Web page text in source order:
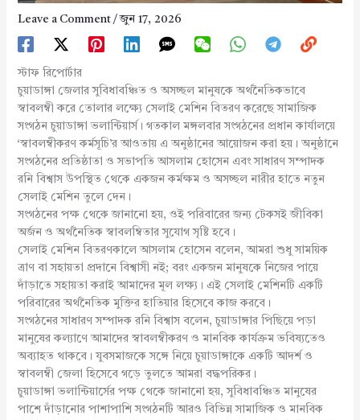
Leave a Comment /জুন 17, 2026
স্টাফ রিপোর্টার
চুয়াডাঙ্গা জেলার সুবিধাবঞ্চিত ও অসচ্ছল মানুষকে অর্থনৈতিকভাবে
স্বাবলম্বী করে তোলার লক্ষ্যে সেলাই মেশিন বিতরণ করেছে সামাজিক
সংগঠন চুয়াডাঙ্গা ভলান্টিয়ার্স। গতকাল মঙ্গলবার সংগঠনের প্রধান কার্যালয়ে
‘স্বাবলম্বীকরণ কর্মসূচি’র আওতায় এ অনুষ্ঠানের আয়োজন করা হয়। অনুষ্ঠানে
সংগঠনের প্রতিষ্ঠাতা ও সভাপতি আসলাম হোসেন এবং সাধারণ সম্পাদক
রনি বিশ্বাস উপস্থিত থেকে একজন কর্মক্ষম ও অসচ্ছল নারীর হাতে নতুন
সেলাই মেশিন তুলে দেন।
সংগঠনের পক্ষ থেকে জানানো হয়, ওই পরিবারের জন্য টেকসই জীবিকা
অর্জন ও অর্থনৈতিক স্বাবলম্বিতার সুযোগ সৃষ্টি হবে।
সেলাই মেশিন বিতরণকালে আসলাম হোসেন বলেন, আমরা শুধু সাময়িক
ত্রাণ বা সহায়তা প্রদানে বিশ্বাসী নই; বরং একজন মানুষকে নিজের পায়ে
দাঁড়াতে সহায়তা করাই আমাদের মূল লক্ষ্য। এই সেলাই মেশিনটি একটি
পরিবারের অর্থনৈতিক মুক্তির হাতিয়ার হিসেবে কাজ করবে।
সংগঠনের সাধারণ সম্পাদক রনি বিশ্বাস বলেন, চুয়াডাঙ্গার পিছিয়ে পড়া
মানুষের কল্যাণে আমাদের স্বাবলম্বীকরণ ও মানবিক কার্যক্রম ভবিষ্যতেও
অব্যাহত থাকবে। যুবসমাজকে সঙ্গে নিয়ে চুয়াডাঙ্গাকে একটি আদর্শ ও
স্বাবলম্বী জেলা হিসেবে গড়ে তুলতে আমরা বদ্ধপরিকর।
চুয়াডাঙ্গা ভলান্টিয়ার্সের পক্ষ থেকে জানানো হয়, সুবিধাবঞ্চিত মানুষের
পাশে দাঁড়ানোর পাশাপাশি সংগঠনটি আরও বিভিন্ন সামাজিক ও মানবিক